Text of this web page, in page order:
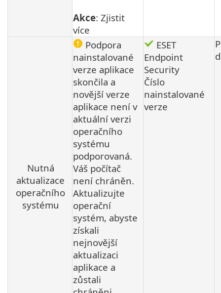
Akce: Zjistit
více
Nutná
aktualizace
operačního
systému
Podpora
nainstalované
verze aplikace
skončila a
novější verze
aplikace není v
aktuální verzi
operačního
systému
podporovaná.
Váš počítač
není chráněn.
Aktualizujte
operační
systém, abyste
získali
nejnovější
aktualizaci
aplikace a
zůstali
ESET
Endpoint
Security
Číslo
nainstalované
verze